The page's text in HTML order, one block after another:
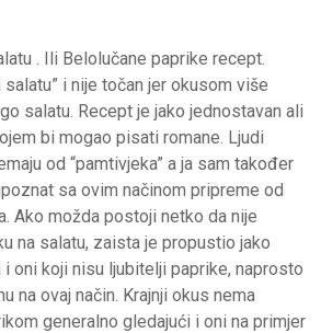
. Ili Belolučane paprike recept.
salatu” i nije točan jer okusom više
salatu. Recept je jako jednostavan ali
bi mogao pisati romane. Ljudi
od “pamtivjeka” a ja sam također
sa ovim načinom pripreme od
Ako možda postoji netko da nije
na salatu, zaista je propustio jako
i oni koji nisu ljubitelji paprike, naprosto
na ovaj način. Krajnji okus nema
generalno gledajući i oni na primjer